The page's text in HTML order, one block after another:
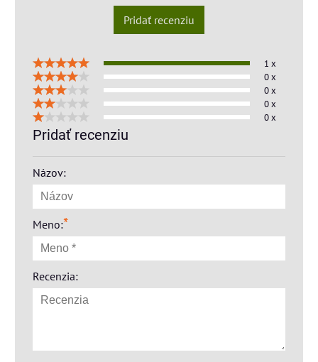
Pridať recenziu
1 x
0 x
0 x
0 x
0 x
Pridať recenziu
Názov:
Meno:*
Recenzia: